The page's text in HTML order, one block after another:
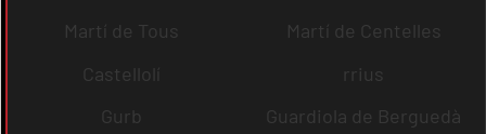
Martí de Tous
Martí de Centelles
Castellolí
rrius
Gurb
Guardiola de Berguedà